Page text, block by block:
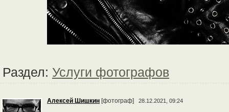
Раздел: Услуги фотографов
Алексей Шишкин [фотограф] 28.12.2021, 09:24